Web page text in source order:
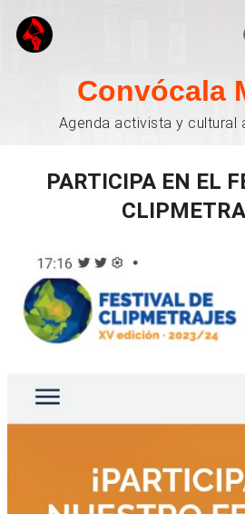
Convócala
Agenda activista y cultural
PARTICIPA EN EL